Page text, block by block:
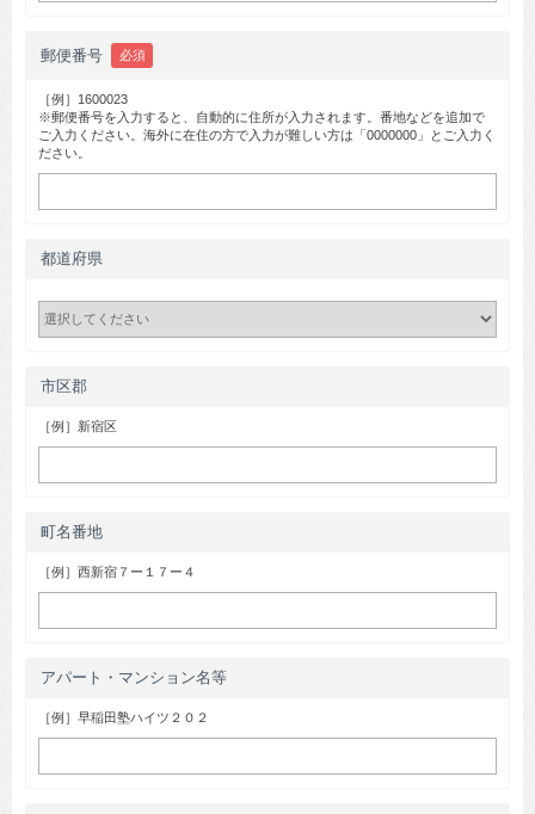
郵便番号 必須
［例］1600023
※郵便番号を入力すると、自動的に住所が入力されます。番地などを追加で
ご入力ください。海外に在住の方で入力が難しい方は「0000000」とご入力く
ださい。
都道府県
市区郡
［例］新宿区
町名番地
［例］西新宿７ー１７ー４
アパート・マンション名等
［例］早稲田塾ハイツ２０２